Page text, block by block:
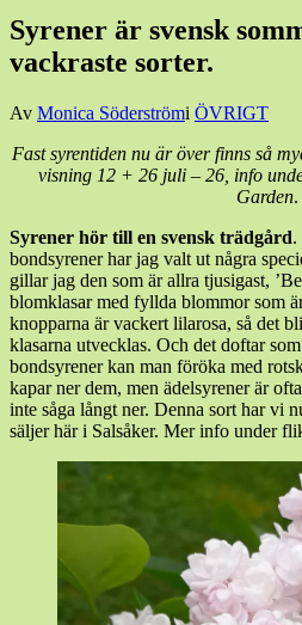
Syrener är svensk
vackraste sorter.
Den
juli,
20267
Av Monica Söderströmi ÖVRIGT
Fast syrentiden nu är över finns så
visning 12 + 26 juli – 26, info
Garden.
Syrener hör till en svensk trädgård.
bondsyrener har jag valt ut några
gillar jag den som är allra tjusigast,
blomklasar med fyllda blommor som
knopparna är vackert lilarosa, så det
klasarna utvecklas. Och det doftar
bondsyrener kan man föröka med
kapar ner dem, men ädelsyrener är
inte såga långt ner. Denna sort har vi
säljer här i Salsåker. Mer info under